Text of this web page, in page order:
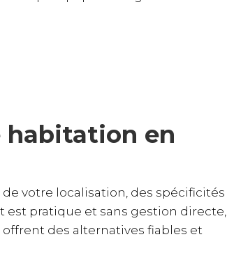
habitation en
votre localisation, des spécificités
est pratique et sans gestion directe,
des alternatives fiables et